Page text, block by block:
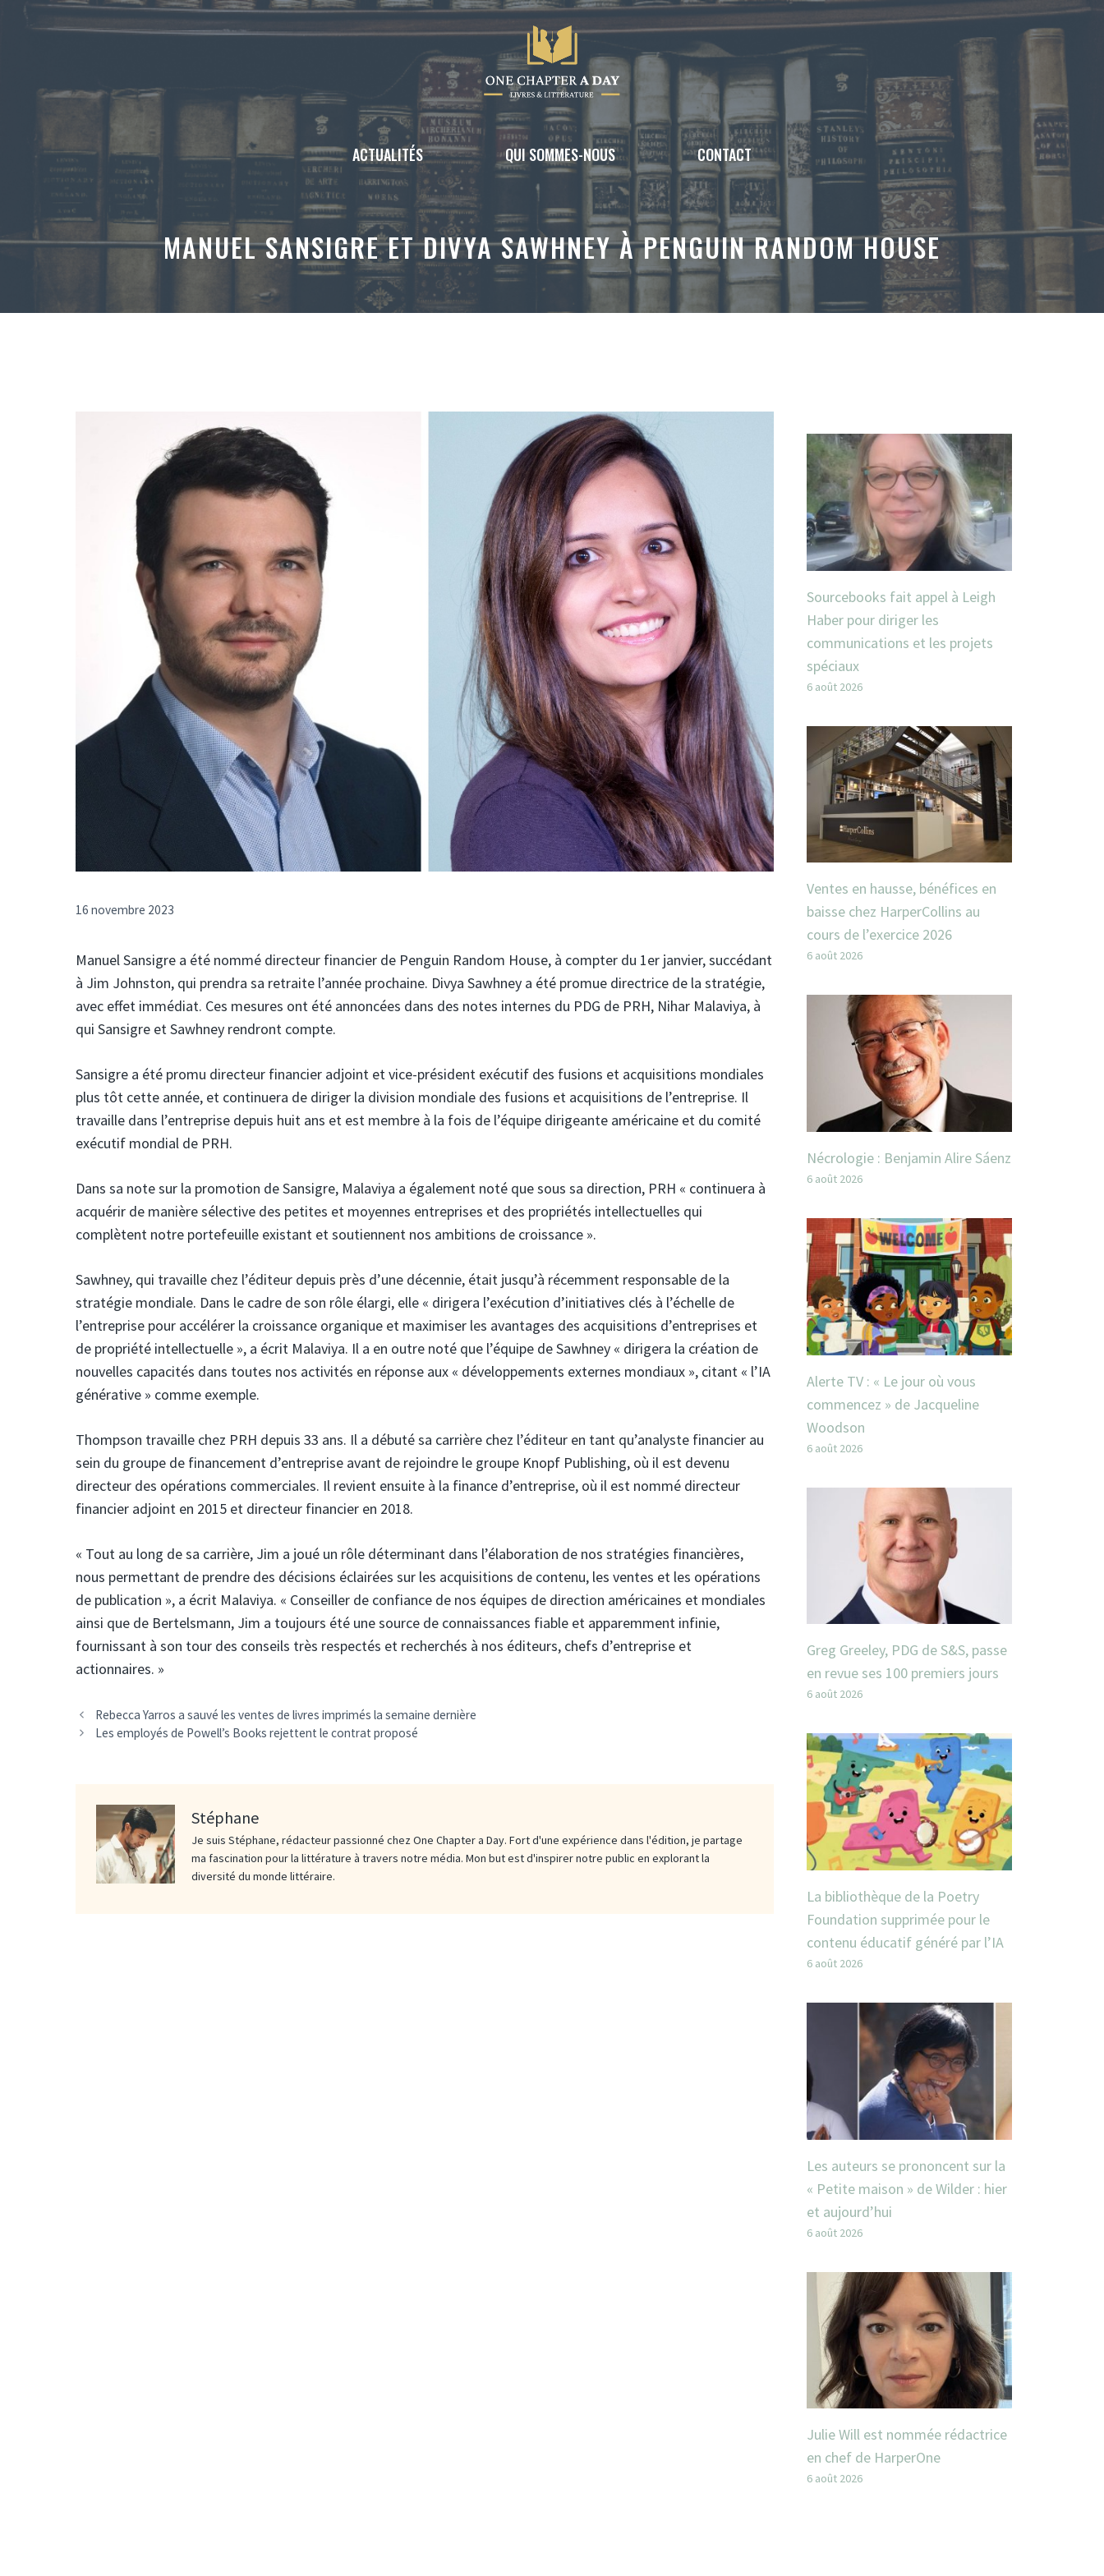
Aller
ACTUALITÉS QUI SOMMES-NOUS CONTACT
MANUEL SANSIGRE ET DIVYA SAWHNEY À PENGUIN RANDOM HOUSE
16 novembre 2023
Manuel Sansigre a été nommé directeur financier de Penguin Random House, à compter du 1er janvier, succédant
à Jim Johnston, qui prendra sa retraite l’année prochaine. Divya Sawhney a été promue directrice de la stratégie,
avec effet immédiat. Ces mesures ont été annoncées dans des notes internes du PDG de PRH, Nihar Malaviya, à
qui Sansigre et Sawhney rendront compte.
Sansigre a été promu directeur financier adjoint et vice-président exécutif des fusions et acquisitions mondiales
plus tôt cette année, et continuera de diriger la division mondiale des fusions et acquisitions de l’entreprise. Il
travaille dans l’entreprise depuis huit ans et est membre à la fois de l’équipe dirigeante américaine et du comité
exécutif mondial de PRH.
Dans sa note sur la promotion de Sansigre, Malaviya a également noté que sous sa direction, PRH « continuera à
acquérir de manière sélective des petites et moyennes entreprises et des propriétés intellectuelles qui
complètent notre portefeuille existant et soutiennent nos ambitions de croissance ».
Sawhney, qui travaille chez l’éditeur depuis près d’une décennie, était jusqu’à récemment responsable de la
stratégie mondiale. Dans le cadre de son rôle élargi, elle « dirigera l’exécution d’initiatives clés à l’échelle de
l’entreprise pour accélérer la croissance organique et maximiser les avantages des acquisitions d’entreprises et
de propriété intellectuelle », a écrit Malaviya. Il a en outre noté que l’équipe de Sawhney « dirigera la création de
nouvelles capacités dans toutes nos activités en réponse aux « développements externes mondiaux », citant « l’IA
générative » comme exemple.
Thompson travaille chez PRH depuis 33 ans. Il a débuté sa carrière chez l’éditeur en tant qu’analyste financier au
sein du groupe de financement d’entreprise avant de rejoindre le groupe Knopf Publishing, où il est devenu
directeur des opérations commerciales. Il revient ensuite à la finance d’entreprise, où il est nommé directeur
financier adjoint en 2015 et directeur financier en 2018.
« Tout au long de sa carrière, Jim a joué un rôle déterminant dans l’élaboration de nos stratégies financières,
nous permettant de prendre des décisions éclairées sur les acquisitions de contenu, les ventes et les opérations
de publication », a écrit Malaviya. « Conseiller de confiance de nos équipes de direction américaines et mondiales
ainsi que de Bertelsmann, Jim a toujours été une source de connaissances fiable et apparemment infinie,
fournissant à son tour des conseils très respectés et recherchés à nos éditeurs, chefs d’entreprise et
actionnaires. »
Rebecca Yarros a sauvé les ventes de livres imprimés la semaine dernière
Les employés de Powell’s Books rejettent le contrat proposé
Stéphane
Je suis Stéphane, rédacteur passionné chez One Chapter a Day. Fort d'une expérience dans l'édition, je partage
ma fascination pour la littérature à travers notre média. Mon but est d'inspirer notre public en explorant la
diversité du monde littéraire.
Sourcebooks fait appel à Leigh
Haber pour diriger les
communications et les projets
spéciaux
6 août 2026
Ventes en hausse, bénéfices en
baisse chez HarperCollins au
cours de l’exercice 2026
6 août 2026
Nécrologie : Benjamin Alire Sáenz
6 août 2026
Alerte TV : « Le jour où vous
commencez » de Jacqueline
Woodson
6 août 2026
Greg Greeley, PDG de S&S, passe
en revue ses 100 premiers jours
6 août 2026
La bibliothèque de la Poetry
Foundation supprimée pour le
contenu éducatif généré par l’IA
6 août 2026
Les auteurs se prononcent sur la
« Petite maison » de Wilder : hier
et aujourd’hui
6 août 2026
Julie Will est nommée rédactrice
en chef de HarperOne
6 août 2026